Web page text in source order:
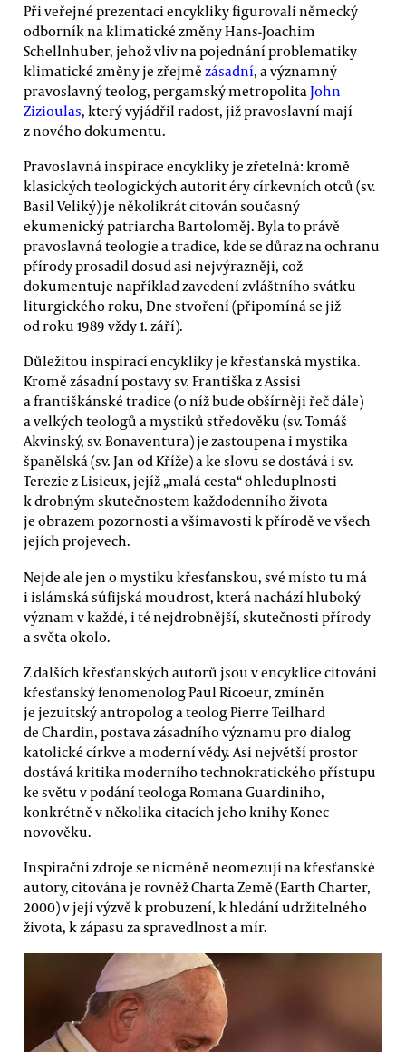
Při veřejné prezentaci encykliky figurovali německý
odborník na klimatické změny Hans-Joachim
Schellnhuber, jehož vliv na pojednání problematiky
klimatické změny je zřejmě zásadní, a významný
pravoslavný teolog, pergamský metropolita John
Zizioulas, který vyjádřil radost, již pravoslavní mají
z nového dokumentu.
Pravoslavná inspirace encykliky je zřetelná: kromě
klasických teologických autorit éry církevních otců (sv.
Basil Veliký) je několikrát citován současný
ekumenický patriarcha Bartoloměj. Byla to právě
pravoslavná teologie a tradice, kde se důraz na ochranu
přírody prosadil dosud asi nejvýrazněji, což
dokumentuje například zavedení zvláštního svátku
liturgického roku, Dne stvoření (připomíná se již
od roku 1989 vždy 1. září).
Důležitou inspirací encykliky je křesťanská mystika.
Kromě zásadní postavy sv. Františka z Assisi
a františkánské tradice (o níž bude obšírněji řeč dále)
a velkých teologů a mystiků středověku (sv. Tomáš
Akvinský, sv. Bonaventura) je zastoupena i mystika
španělská (sv. Jan od Kříže) a ke slovu se dostává i sv.
Terezie z Lisieux, jejíž „malá cesta“ ohleduplnosti
k drobným skutečnostem každodenního života
je obrazem pozornosti a všímavosti k přírodě ve všech
jejích projevech.
Nejde ale jen o mystiku křesťanskou, své místo tu má
i islámská súfijská moudrost, která nachází hluboký
význam v každé, i té nejdrobnější, skutečnosti přírody
a světa okolo.
Z dalších křesťanských autorů jsou v encyklice citováni
křesťanský fenomenolog Paul Ricoeur, zmíněn
je jezuitský antropolog a teolog Pierre Teilhard
de Chardin, postava zásadního významu pro dialog
katolické církve a moderní vědy. Asi největší prostor
dostává kritika moderního technokratického přístupu
ke světu v podání teologa Romana Guardiniho,
konkrétně v několika citacích jeho knihy Konec
novověku.
Inspirační zdroje se nicméně neomezují na křesťanské
autory, citována je rovněž Charta Země (Earth Charter,
2000) v její výzvě k probuzení, k hledání udržitelného
života, k zápasu za spravedlnost a mír.